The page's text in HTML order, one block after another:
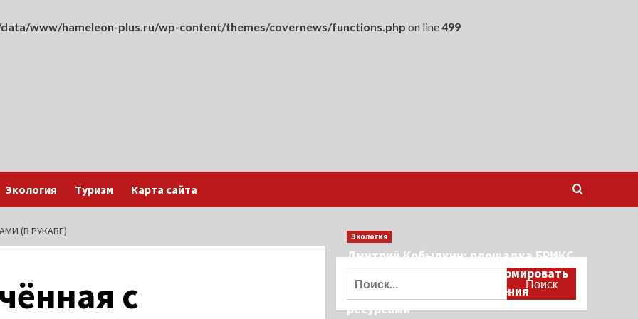
www/hameleon-plus.ru/wp-content/themes/covernews/functions.php on line499
Экология Туризм Карта сайта
(В РУКАВЕ)
с
Экология
Дмитрий Кобылкин: площадка БРИКС
создает возможность сформировать
единые принципы управления
ресурсами